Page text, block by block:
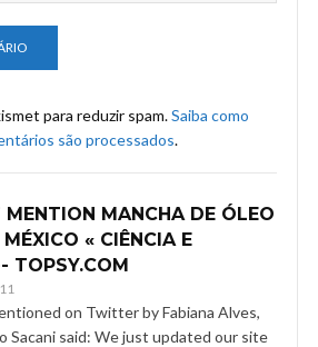
para reduzir spam.Saiba como
são processados.
MANCHA DE ÓLEO
« CIÊNCIA E
TOPSY.COM
on Twitter by Fabiana Alves,
Sacani said: We just updated our site